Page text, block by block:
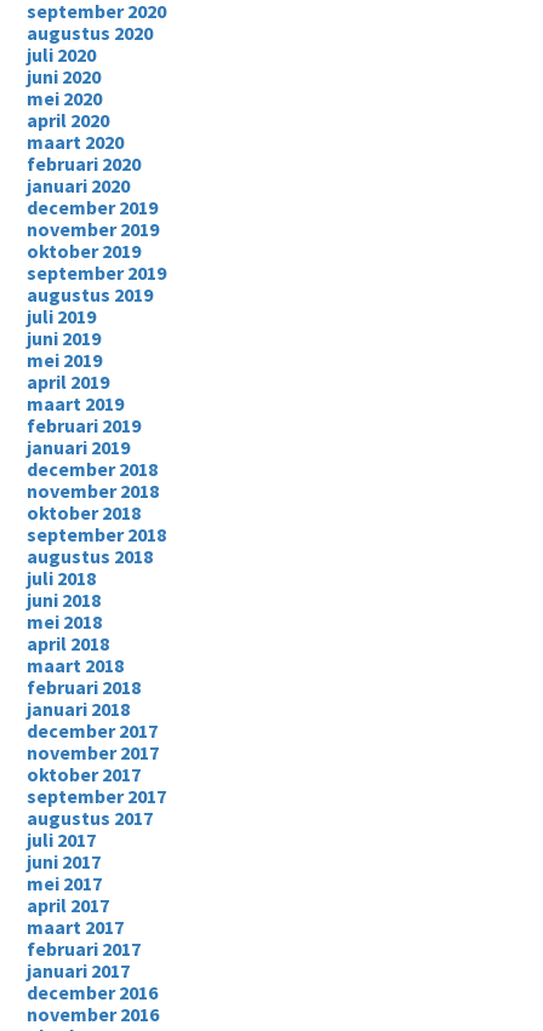
september 2020
augustus 2020
juli 2020
juni 2020
mei 2020
april 2020
maart 2020
februari 2020
januari 2020
december 2019
november 2019
oktober 2019
september 2019
augustus 2019
juli 2019
juni 2019
mei 2019
april 2019
maart 2019
februari 2019
januari 2019
december 2018
november 2018
oktober 2018
september 2018
augustus 2018
juli 2018
juni 2018
mei 2018
april 2018
maart 2018
februari 2018
januari 2018
december 2017
november 2017
oktober 2017
september 2017
augustus 2017
juli 2017
juni 2017
mei 2017
april 2017
maart 2017
februari 2017
januari 2017
december 2016
november 2016